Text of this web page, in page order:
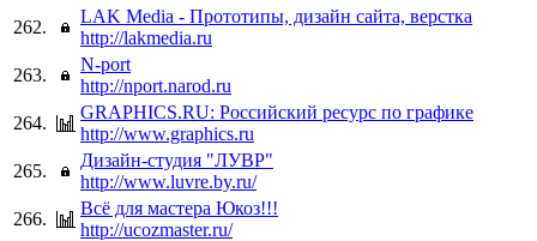
262.
LAK Media - Прототипы, дизайн сайта, верстка
http://lakmedia.ru
263.
N-port
http://nport.narod.ru
264.
GRAPHICS.RU: Российский ресурс по графике
http://www.graphics.ru
265.
Дизайн-студия "ЛУВР"
http://www.luvre.by.ru/
266.
Всё для мастера Юкоз!!!
http://ucozmaster.ru/